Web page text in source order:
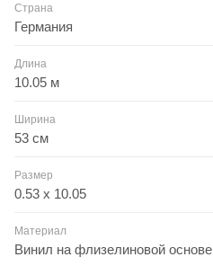
Страна
Германия
Длина
10.05 м
Ширина
53 см
Размер
0.53 x 10.05
Материал
Винил на флизелиновой основе